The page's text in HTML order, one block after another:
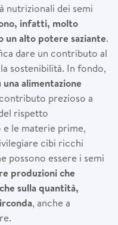
nutrizionali dei semi
infatti, molto
un alto potere saziante.
dare un contributo al
sostenibilità. In fondo,
alimentazione
prezioso a
rispetto
e le materie prime,
cibi ricchi
possono essere i semi
produzioni che
sulla quantità,
, anche a